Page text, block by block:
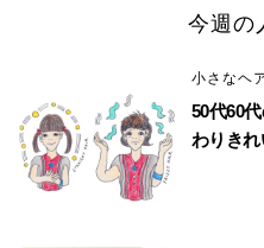
今週の
小さなヘ
50代60
わりき